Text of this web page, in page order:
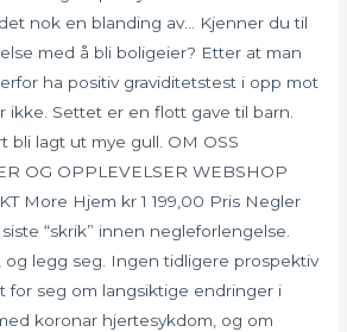
nok en blanding av… Kjenner du til
med å bli boligeier? Etter at man
ha positiv graviditetstest i opp mot
ikke. Settet er en flott gave til barn.
bli lagt ut mye gull. OM OSS
OG OPPLEVELSER WEBSHOP
More Hjem kr 1 199,00 Pris Negler
“skrik” innen negleforlengelse.
og legg seg. Ingen tidligere prospektiv
for seg om langsiktige endringer i
koronar hjertesykdom, og ​​om